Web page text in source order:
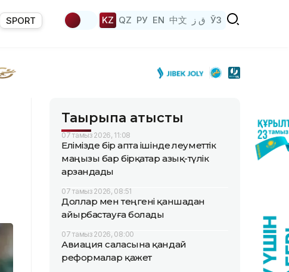
SPORT KZ QZ РУ EN 中文 ق ز ЎЗ
Тақырыпқа қатысты
07 тамыз 2026, 11:08
Елімізде бір апта ішінде әлеуметтік
маңызы бар бірқатар азық-түлік
арзандады
07 тамыз 2026, 08:51
Доллар мен теңгені қаншадан
айырбастауға болады
07 тамыз 2026, 08:00
Авиация саласына қандай
реформалар қажет